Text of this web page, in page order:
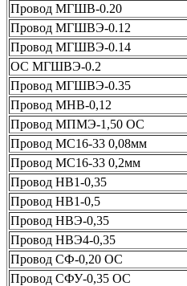
Провод МГШВ-0.20
Провод МГШВЭ-0.12
Провод МГШВЭ-0.14
ОС МГШВЭ-0.2
Провод МГШВЭ-0.35
Провод МНВ-0,12
Провод МПМЭ-1,50 ОС
Провод МС16-33 0,08мм
Провод МС16-33 0,2мм
Провод НВ1-0,35
Провод НВ1-0,5
Провод НВЭ-0,35
Провод НВЭ4-0,35
Провод СФ-0,20 ОС
Провод СФУ-0,35 ОС